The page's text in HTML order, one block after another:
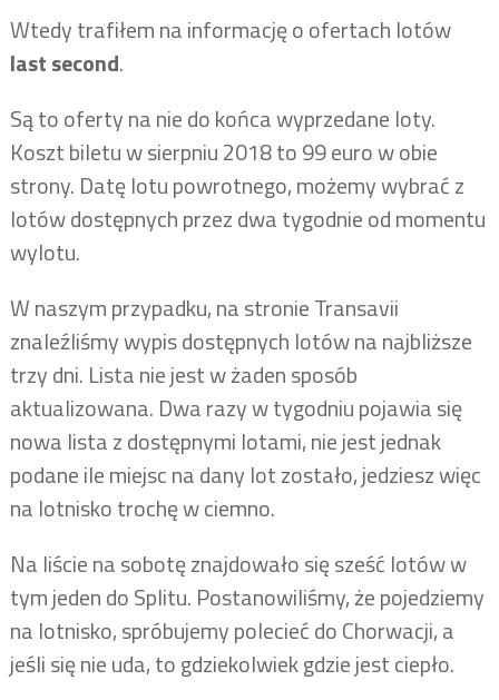
Wtedy trafiłem na informację o ofertach lotów
last second.
Są to oferty na nie do końca wyprzedane loty.
Koszt biletu w sierpniu 2018 to 99 euro w obie
strony. Datę lotu powrotnego, możemy wybrać z
lotów dostępnych przez dwa tygodnie od momentu
wylotu.
W naszym przypadku, na stronie Transavii
znaleźliśmy wypis dostępnych lotów na najbliższe
trzy dni. Lista nie jest w żaden sposób
aktualizowana. Dwa razy w tygodniu pojawia się
nowa lista z dostępnymi lotami, nie jest jednak
podane ile miejsc na dany lot zostało, jedziesz więc
na lotnisko trochę w ciemno.
Na liście na sobotę znajdowało się sześć lotów w
tym jeden do Splitu. Postanowiliśmy, że pojedziemy
na lotnisko, spróbujemy polecieć do Chorwacji, a
jeśli się nie uda, to gdziekolwiek gdzie jest ciepło.